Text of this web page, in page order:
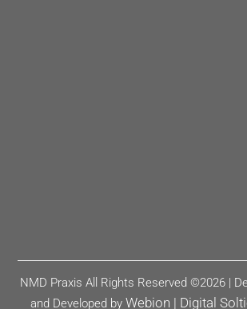
NMD Praxis All Rights Reserved ©2026 |
and Developed by Webion | Digital